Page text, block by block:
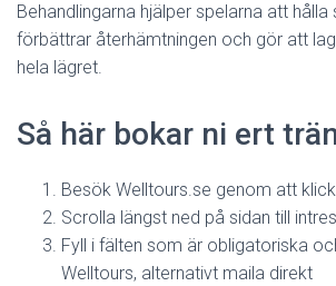
Behandlingarna hjälper spelarna att hålla
förbättrar återhämtningen och gör att
hela lägret.
Så här bokar ni ert
Besök Welltours.se genom att
Scrolla längst ned på sidan till
Fyll i fälten som är obligatoriska
Welltours, alternativt maila direkt